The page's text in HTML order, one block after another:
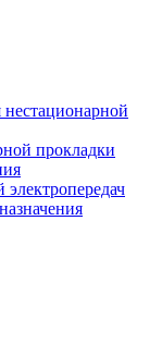
прокладки